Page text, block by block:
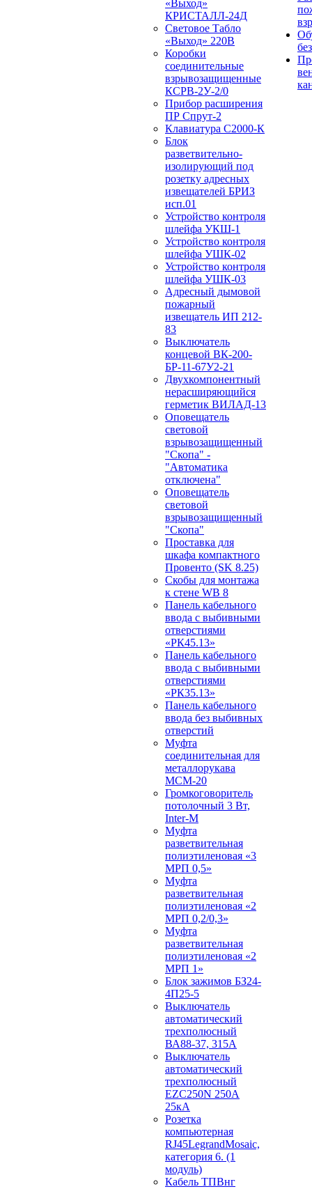
«Выход»
КРИСТАЛЛ-24Д
Световое Табло
«Выход» 220В
Коробки
соединительные
взрывозащищенные
КСРВ-2У-2/0
Прибор расширения
ПР Спрут-2
Клавиатура С2000-К
Блок
разветвительно-
изолирующий под
розетку адресных
извещателей БРИЗ
исп.01
Устройство контроля
шлейфа УКШ-1
Устройство контроля
шлейфа УШК-02
Устройство контроля
шлейфа УШК-03
Адресный дымовой
пожарный
извещатель ИП 212-
83
Выключатель
концевой ВК-200-
БР-11-67У2-21
Двухкомпонентный
нерасширяющийся
герметик ВИЛАД-13
Оповещатель
световой
взрывозащищенный
"Скопа" -
"Автоматика
отключена"
Оповещатель
световой
взрывозащищенный
"Скопа"
Проставка для
шкафа компактного
Провенто (SK 8.25)
Скобы для монтажа
к стене WB 8
Панель кабельного
ввода с выбивными
отверстиями
«РК45.13»
Панель кабельного
ввода с выбивными
отверстиями
«РК35.13»
Панель кабельного
ввода без выбивных
отверстий
Муфта
соединительная для
металлорукава
МСМ-20
Громкоговоритель
потолочный 3 Вт,
Inter-M
Муфта
разветвительная
полиэтиленовая «3
МРП 0,5»
Муфта
разветвительная
полиэтиленовая «2
МРП 0,2/0,3»
Муфта
разветвительная
полиэтиленовая «2
МРП 1»
Блок зажимов БЗ24-
4П25-5
Выключатель
автоматический
трехполюсный
ВА88-37, 315А
Выключатель
автоматический
трехполюсный
EZC250N 250А
25кА
Розетка
компьютерная
RJ45LegrandMosaic,
категория 6. (1
модуль)
Кабель ТПВнг